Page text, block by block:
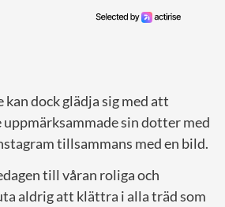
kan dock glädja sig med att
sin dotter med
tillsammans med en bild.
till våran roliga och
aldrig att klättra i alla träd som